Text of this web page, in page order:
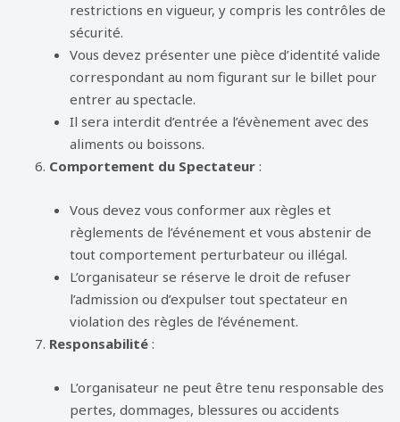
restrictions en vigueur, y compris les contrôles de
sécurité.
Vous devez présenter une pièce d’identité valide
correspondant au nom figurant sur le billet pour
entrer au spectacle.
Il sera interdit d’entrée a l’évènement avec des
aliments ou boissons.
Comportement du Spectateur :
Vous devez vous conformer aux règles et
règlements de l’événement et vous abstenir de
tout comportement perturbateur ou illégal.
L’organisateur se réserve le droit de refuser
l’admission ou d’expulser tout spectateur en
violation des règles de l’événement.
Responsabilité :
L’organisateur ne peut être tenu responsable des
pertes, dommages, blessures ou accidents